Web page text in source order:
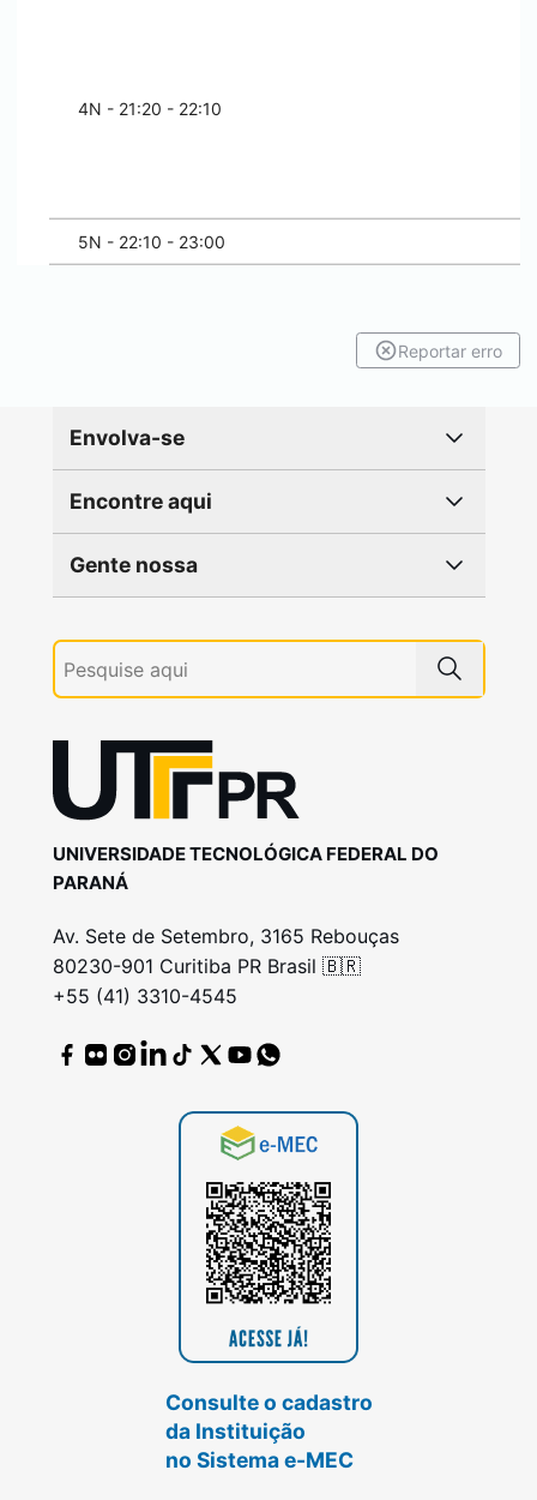
4N - 21:20 - 22:10
5N - 22:10 - 23:00
Reportar erro
Envolva-se
Encontre aqui
Gente nossa
UNIVERSIDADE TECNOLÓGICA FEDERAL DO
PARANÁ
Av. Sete de Setembro, 3165 Rebouças
80230-901 Curitiba PR Brasil 🇧🇷
+55 (41) 3310-4545
Consulte o cadastro
da Instituição
no Sistema e-MEC